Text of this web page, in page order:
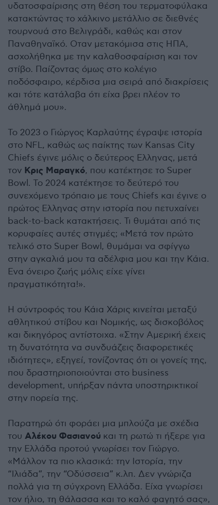
υδατοσφαίρισης στη θέση του τερματοφύλακα
κατακτώντας το χάλκινο μετάλλιο σε διεθνές
τουρνουά στο Βελιγράδι, καθώς και στον
Παναθηναϊκό. Οταν μετακόμισα στις ΗΠΑ,
ασχολήθηκα με την καλαθοσφαίριση και τον
στίβο. Παίζοντας όμως στο κολέγιο
ποδόσφαιρο, κέρδισα μια σειρά από διακρίσεις
και τότε κατάλαβα ότι είχα βρει πλέον το
άθλημά μου».
Το 2023 ο Γιώργος Καρλαύτης έγραψε ιστορία
στο NFL, καθώς ως παίκτης των Kansas City
Chiefs έγινε μόλις ο δεύτερος Ελληνας, μετά
τον Κρις Μαραγκό, που κατέκτησε το Super
Bowl. Το 2024 κατέκτησε το δεύτερό του
συνεχόμενο τρόπαιο με τους Chiefs και έγινε ο
πρώτος Ελληνας στην ιστορία που πετυχαίνει
back-to-back κατακτήσεις. Τι θυμάται από τις
κορυφαίες αυτές στιγμές; «Μετά τον πρώτο
τελικό στο Super Bowl, θυμάμαι να σφίγγω
στην αγκαλιά μου τα αδέλφια μου και την Κάια.
Ενα όνειρο ζωής μόλις είχε γίνει
πραγματικότητα!».
Η σύντροφός του Κάια Χάρις κινείται μεταξύ
αθλητικού στίβου και Νομικής, ως δισκοβόλος
και δικηγόρος αντίστοιχα. «Στην Αμερική έχεις
τη δυνατότητα να συνδυάζεις διαφορετικές
ιδιότητες», εξηγεί, τονίζοντας ότι οι γονείς της,
που δραστηριοποιούνται στο business
development, υπήρξαν πάντα υποστηρικτικοί
στην πορεία της.
Παρατηρώ ότι φοράει μια μπλούζα με σχέδια
του Αλέκου Φασιανού και τη ρωτώ τι ήξερε για
την Ελλάδα προτού γνωρίσει τον Γιώργο.
«Μάλλον τα πιο κλασικά: την Ιστορία, την
“Ιλιάδα”, την “Οδύσσεια” κ.λπ. Δεν γνώριζα
πολλά για τη σύγχρονη Ελλάδα. Είχα γνωρίσει
τον ήλιο, τη θάλασσα και το καλό φαγητό σας»,